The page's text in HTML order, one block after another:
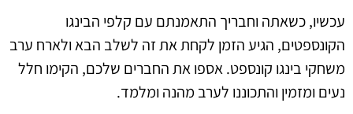
עכשיו, כשאתה וחבריך התאמנתם עם קלפי הבינגו
הקונספטים, הגיע הזמן לקחת את זה לשלב הבא ולארח ערב
משחקי בינגו קונספט. אספו את החברים שלכם, הקימו חלל
נעים ומזמין והתכוננו לערב מהנה ומלמד.